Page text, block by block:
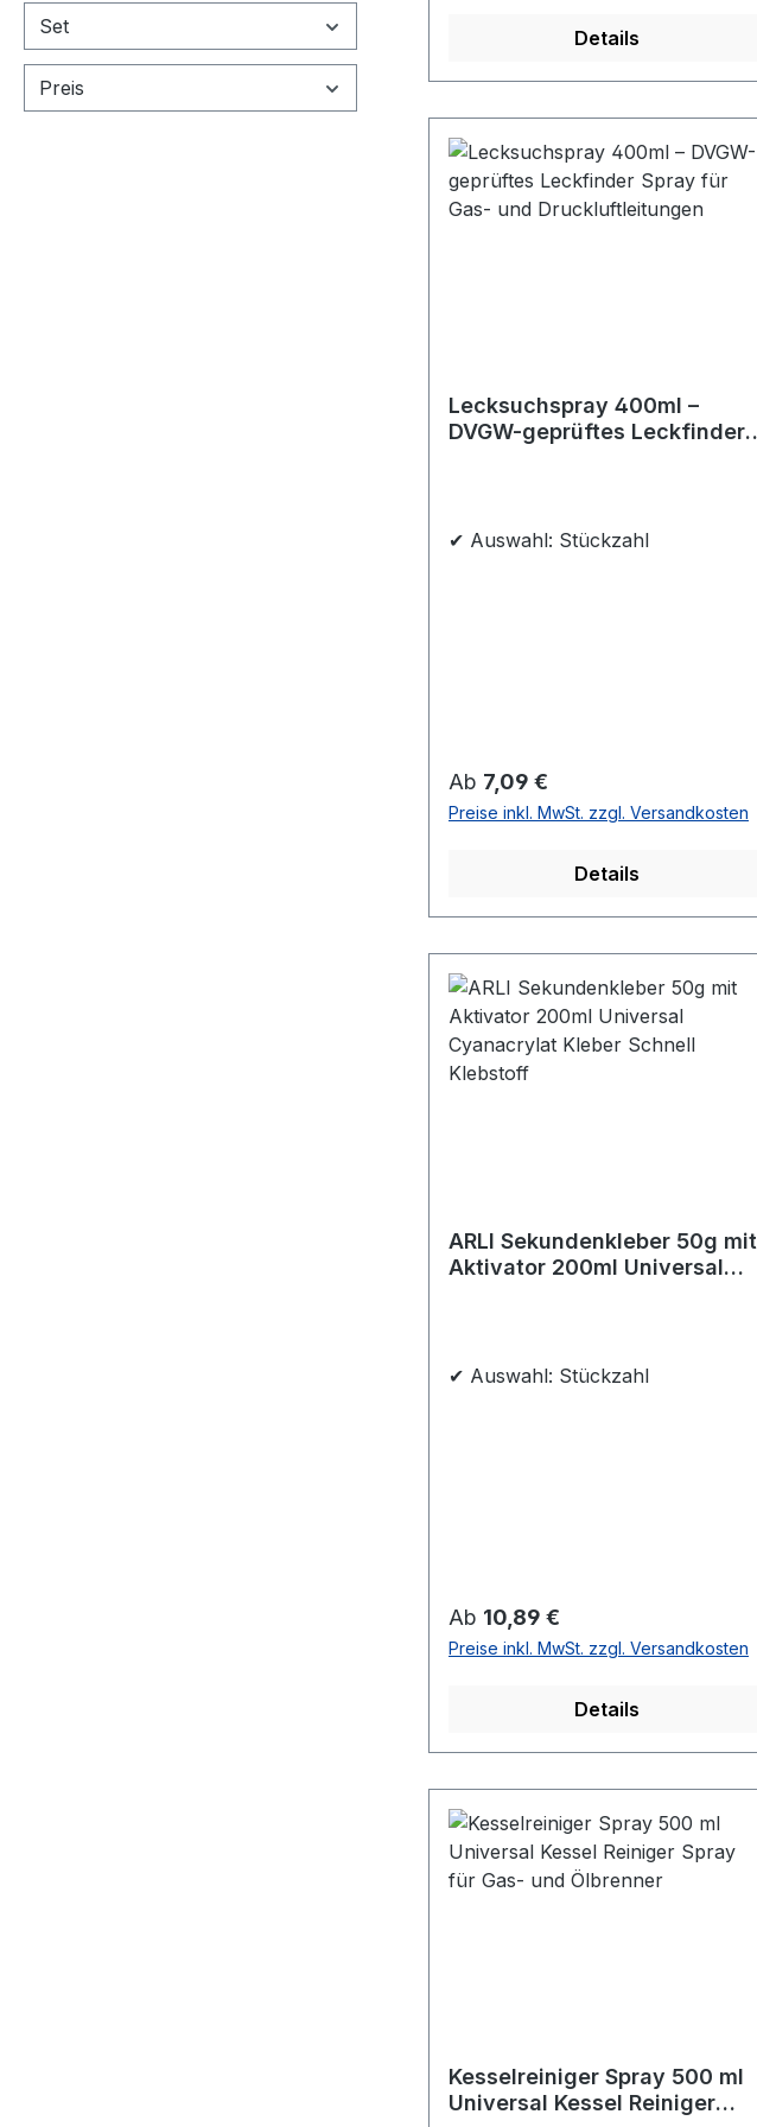
Set
Preis
jedem Fall komplett zu entleeren.
(Parallelstellung des Hebels zum
Messingkugelhahn) und die im
Schlauch befindliche Flüssigkeit
abfließen lassen. Bei nicht
Details
Lecksuchspray 400ml –
DVGW-geprüftes Leckfinder
✔ Auswahl: Stückzahl
Regulärer Preis:
Ab 7,09 €
Preise inkl. MwSt. zzgl. Versandkosten
Details
ARLI Sekundenkleber 50g mit
Aktivator 200ml Universal
✔ Auswahl: Stückzahl
Regulärer Preis:
Ab 10,89 €
Preise inkl. MwSt. zzgl. Versandkosten
Details
Kesselreiniger Spray 500 ml
Universal Kessel Reiniger